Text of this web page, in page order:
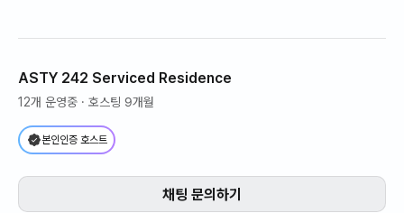
ASTY 242 Serviced Residence
12개 운영중 · 호스팅 9개월
본인인증 호스트
채팅 문의하기